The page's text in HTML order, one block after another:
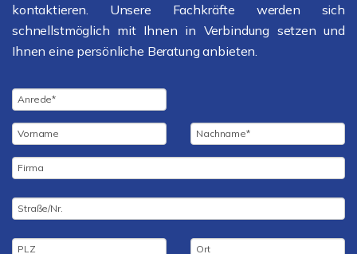
kontaktieren. Unsere Fachkräfte werden sich
schnellstmöglich mit Ihnen in Verbindung setzen und
Ihnen eine persönliche Beratung anbieten.